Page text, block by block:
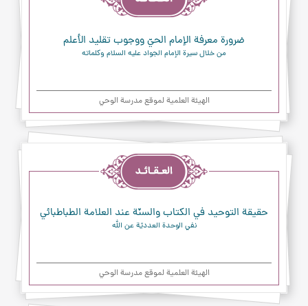
ضرورة معرفة الإمام الحيّ ووجوب تقليد الأعلم
من خلال سيرة الإمام الجواد عليه السلام وكلماته
الهیئة العلمیة لموقع مدرسة الوحي
حقيقة التوحيد في الكتاب والسنّة عند العلامة الطباطبائي
نفي الوحدة العدديّة عن الله
الهیئة العلمیة لموقع مدرسة الوحي